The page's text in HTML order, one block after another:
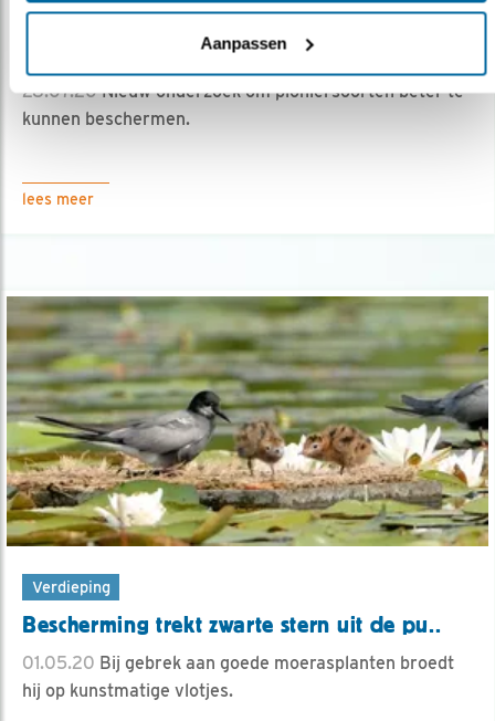
Aanpassen
Verdieping
Broedplekken voor pioniervogels
28.07.20Nieuw onderzoek om pioniersoorten beter te
kunnen beschermen.
lees meer
Verdieping
Bescherming trekt zwarte stern uit de pu..
01.05.20 Bij gebrek aan goede moerasplanten broedt
hij op kunstmatige vlotjes.